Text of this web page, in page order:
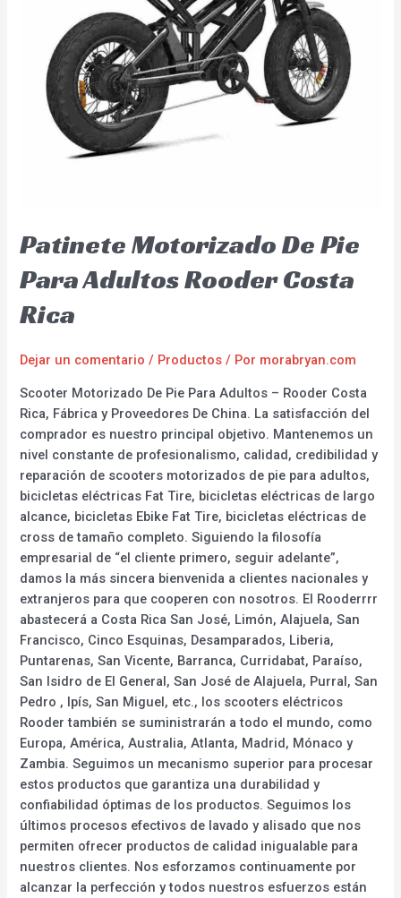
Patinete Motorizado De Pie
Para Adultos Rooder Costa
Rica
Dejar un comentario / Productos / Por morabryan.com
Scooter Motorizado De Pie Para Adultos – Rooder Costa
Rica, Fábrica y Proveedores De China. La satisfacción del
comprador es nuestro principal objetivo. Mantenemos un
nivel constante de profesionalismo, calidad, credibilidad y
reparación de scooters motorizados de pie para adultos,
bicicletas eléctricas Fat Tire, bicicletas eléctricas de largo
alcance, bicicletas Ebike Fat Tire, bicicletas eléctricas de
cross de tamaño completo. Siguiendo la filosofía
empresarial de “el cliente primero, seguir adelante”,
damos la más sincera bienvenida a clientes nacionales y
extranjeros para que cooperen con nosotros. El Rooderrrr
abastecerá a Costa Rica San José, Limón, Alajuela, San
Francisco, Cinco Esquinas, Desamparados, Liberia,
Puntarenas, San Vicente, Barranca, Curridabat, Paraíso,
San Isidro de El General, San José de Alajuela, Purral, San
Pedro , Ipís, San Miguel, etc., los scooters eléctricos
Rooder también se suministrarán a todo el mundo, como
Europa, América, Australia, Atlanta, Madrid, Mónaco y
Zambia. Seguimos un mecanismo superior para procesar
estos productos que garantiza una durabilidad y
confiabilidad óptimas de los productos. Seguimos los
últimos procesos efectivos de lavado y alisado que nos
permiten ofrecer productos de calidad inigualable para
nuestros clientes. Nos esforzamos continuamente por
alcanzar la perfección y todos nuestros esfuerzos están